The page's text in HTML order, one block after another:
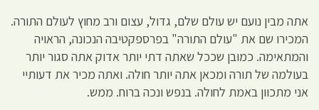
אתה מבין נועם יש עולם שלם, גדול, עצום ורב מחוץ לעולם התורה.
המכירו שם את "עולם התורה" בפרספקטיבה הנכונה, הראויה
והמתאימה. כמובן שככל שאתה דתי יותר אדוק אתה סגור יותר
בעולמה של תורה ומכאן אתה יותר חולה. ואתה מכיר את דעותיי
אני מתכוון באמת לחולה. בנפש ונכה ברוח. ממש.